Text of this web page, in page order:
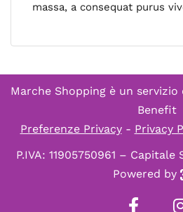
massa, a consequat purus
Marche Shopping è un servizio
Benefit
Preferenze Privacy- Privacy
P.IVA: 11905750961 –
Powered by